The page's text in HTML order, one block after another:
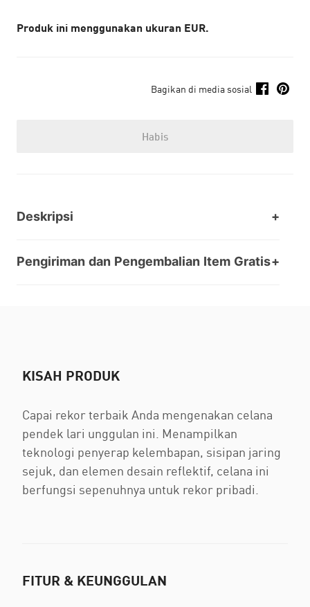
Produk ini menggunakan ukuran EUR.
Bagikan di media sosial
Habis
Deskripsi
Pengiriman dan Pengembalian Item Gratis
KISAH PRODUK
Capai rekor terbaik Anda mengenakan celana
pendek lari unggulan ini. Menampilkan
teknologi penyerap kelembapan, sisipan jaring
sejuk, dan elemen desain reflektif, celana ini
berfungsi sepenuhnya untuk rekor pribadi.
FITUR & KEUNGGULAN